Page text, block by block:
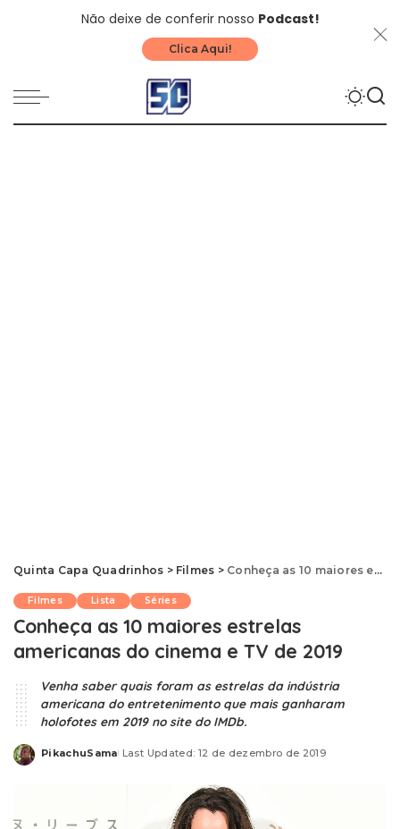
Não deixe de conferir nosso Podcast!
Clica Aqui!
Quinta Capa Quadrinhos > Filmes > Conheça as 10 maiores estrelas americanas do cinema e TV de 2019
Filmes Lista Séries
Conheça as 10 maiores estrelas
americanas do cinema e TV de 2019
Venha saber quais foram as estrelas da indústria
americana do entretenimento que mais ganharam
holofotes em 2019 no site do IMDb.
Posted
PikachuSama Last Updated: 12 de dezembro de 2019